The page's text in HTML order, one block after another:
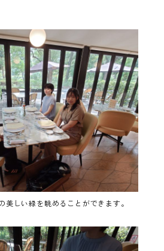
美しい緑を眺めることができます。